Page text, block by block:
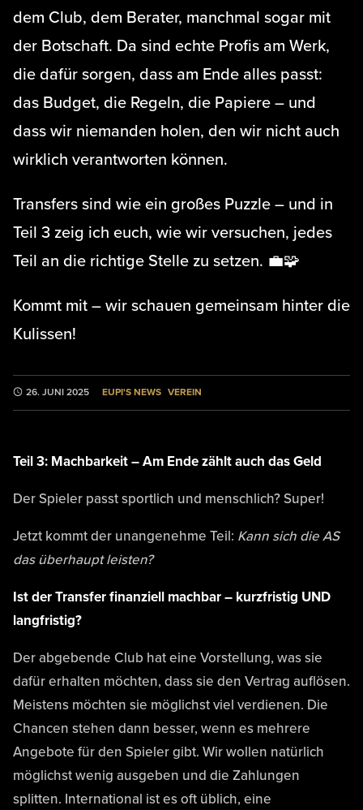
dem Club, dem Berater, manchmal sogar mit
der Botschaft. Da sind echte Profis am Werk,
die dafür sorgen, dass am Ende alles passt:
das Budget, die Regeln, die Papiere – und
dass wir niemanden holen, den wir nicht auch
wirklich verantworten können.
Transfers sind wie ein großes Puzzle – und in
Teil 3 zeig ich euch, wie wir versuchen, jedes
Teil an die richtige Stelle zu setzen. 💼🧩
Kommt mit – wir schauen gemeinsam hinter die
Kulissen!
26. JUNI 2025 EUPI'S NEWS VEREIN
Teil 3: Machbarkeit – Am Ende zählt auch das Geld
Der Spieler passt sportlich und menschlich? Super!
Jetzt kommt der unangenehme Teil: Kann sich die AS
das überhaupt leisten?
Ist der Transfer finanziell machbar – kurzfristig UND
langfristig?
Der abgebende Club hat eine Vorstellung, was sie
dafür erhalten möchten, dass sie den Vertrag auflösen.
Meistens möchten sie möglichst viel verdienen. Die
Chancen stehen dann besser, wenn es mehrere
Angebote für den Spieler gibt. Wir wollen natürlich
möglichst wenig ausgeben und die Zahlungen
splitten. International ist es oft üblich, eine